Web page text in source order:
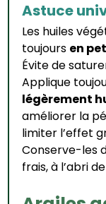
Astuce
Les huiles
toujours en
Évite de
Applique
légèrement
améliorer la
limiter l’effet
Conserve-les
frais, à l’abri